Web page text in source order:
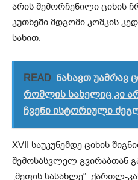
არის შემორჩენილი
კუთხეში მდგომი კოშკის
სახით.
READ ნახავთ უამრავ
რომლის სახელიც კი
ჩვენი ისტორიული
XVII საუკუნემდე ციხის
შემოსასვლელ გვირაბთან
„მეფის სასახლე“. ქართლ-